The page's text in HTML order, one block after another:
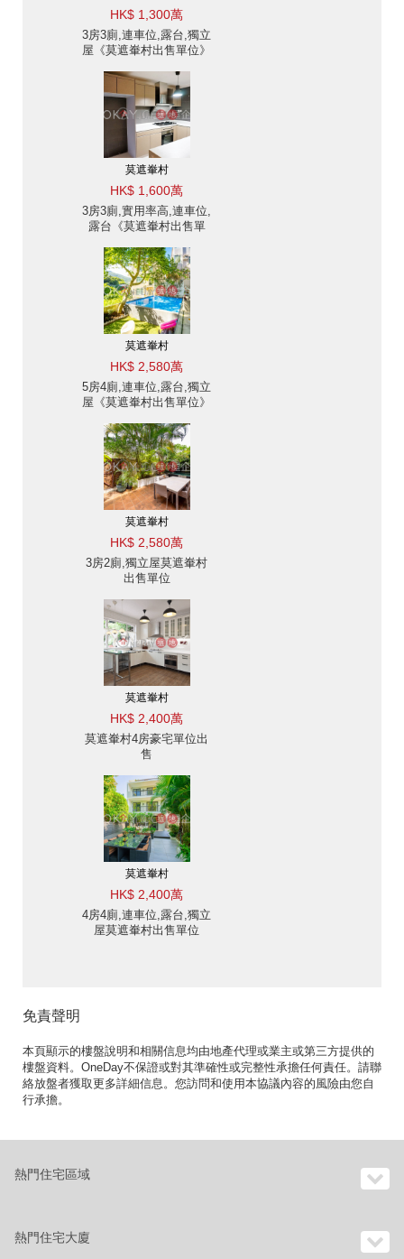
HK$ 1,300萬
3房3廁,連車位,露台,獨立
屋《莫遮輋村出售單位》
莫遮輋村
HK$ 1,600萬
3房3廁,實用率高,連車位,
露台《莫遮輋村出售單
莫遮輋村
HK$ 2,580萬
5房4廁,連車位,露台,獨立
屋《莫遮輋村出售單位》
莫遮輋村
HK$ 2,580萬
3房2廁,獨立屋莫遮輋村
出售單位
莫遮輋村
HK$ 2,400萬
莫遮輋村4房豪宅單位出
售
莫遮輋村
HK$ 2,400萬
4房4廁,連車位,露台,獨立
屋莫遮輋村出售單位
免責聲明
本頁顯示的樓盤說明和相關信息均由地產代理或業主或第三方提供的
樓盤資料。OneDay不保證或對其準確性或完整性承擔任何責任。請聯
絡放盤者獲取更多詳細信息。您訪問和使用本協議內容的風險由您自
行承擔。
熱門住宅區域
熱門住宅大廈